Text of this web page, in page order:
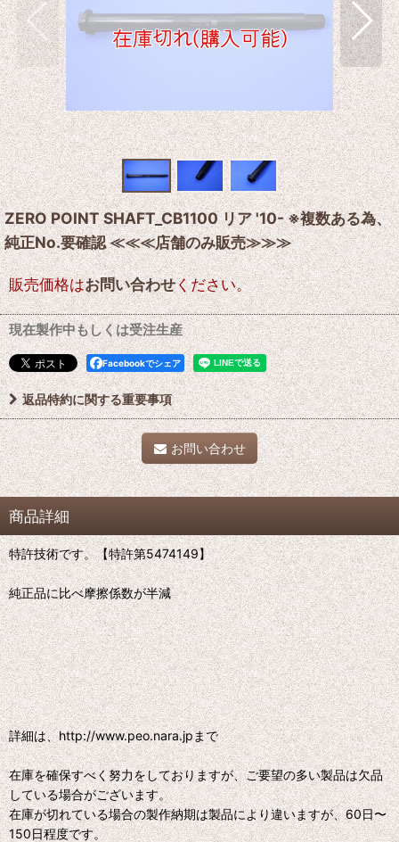
ZERO POINT SHAFT_CB1100 リア '10- ※複数ある為、
純正No.要確認 ≪≪≪店舗のみ販売≫≫≫
販売価格はお問い合わせください。
現在製作中もしくは受注生産
Facebookでシェア
返品特約に関する重要事項
お問い合わせ
商品詳細
特許技術です。【特許第5474149】
純正品に比べ摩擦係数が半減
詳細は、http://www.peo.nara.jpまで
在庫を確保すべく努力をしておりますが、ご要望の多い製品は欠品
している場合がございます。
在庫が切れている場合の製作納期は製品により違いますが、60日〜
150日程度です。